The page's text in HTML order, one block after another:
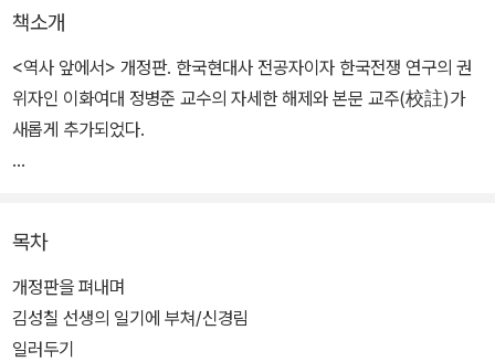
책소개
<역사 앞에서> 개정판. 한국현대사 전공자이자 한국전쟁 연구의 권
위자인 이화여대 정병준 교수의 자세한 해제와 본문 교주(校註)가
새롭게 추가되었다.
동하던 해방 후 모습과 급박하던 한국전쟁 초기 1년여의 실체를 객관
적·역사적으로 파헤친다.
50여년 전 한반도에서 펼쳐진 미소(美蘇)·남북(南北)·좌우(左右)
목차
개정판을 펴내며
김성칠 선생의 일기에 부쳐/신경림
일러두기